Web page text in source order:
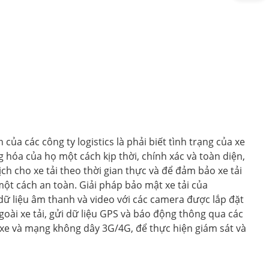
của các công ty logistics là phải biết tình trạng của xe
hóa của họ một cách kịp thời, chính xác và toàn diện,
cho xe tải theo thời gian thực và để đảm bảo xe tải
cách an toàn. Giải pháp bảo mật xe tải của
liệu âm thanh và video với các camera được lắp đặt
xe tải, gửi dữ liệu GPS và báo động thông qua các
và mạng không dây 3G/4G, để thực hiện giám sát và